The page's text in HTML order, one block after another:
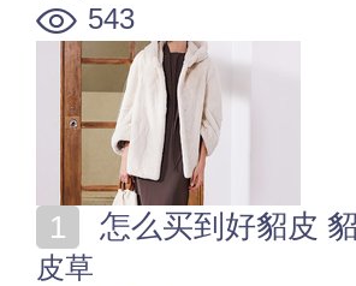
543
怎么买到好貂皮
皮草